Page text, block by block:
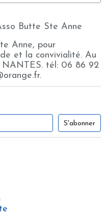
Anne, pour
et la convivialité. Au
NANTES. tél: 06 86 92